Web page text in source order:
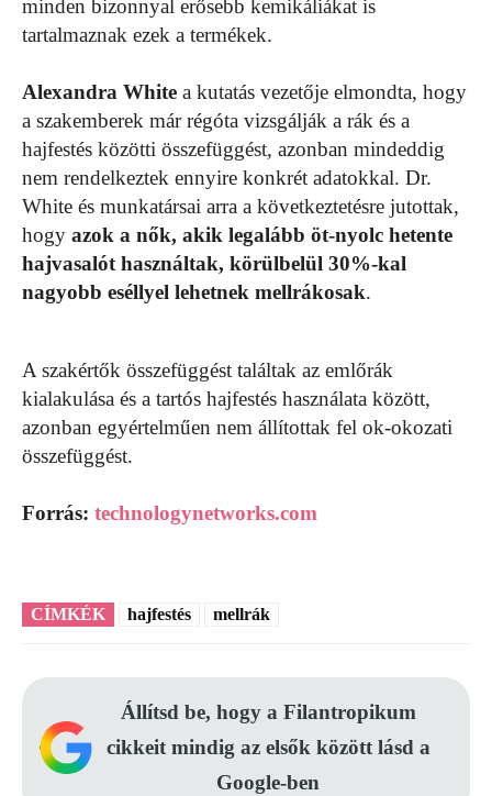
minden bizonnyal erősebb kemikáliákat is
tartalmaznak ezek a termékek.
Alexandra White a kutatás vezetője elmondta, hogy
a szakemberek már régóta vizsgálják a rák és a
hajfestés közötti összefüggést, azonban mindeddig
nem rendelkeztek ennyire konkrét adatokkal. Dr.
White és munkatársai arra a következtetésre jutottak,
hogy azok a nők, akik legalább öt-nyolc hetente
hajvasalót használtak, körülbelül 30%-kal
nagyobb eséllyel lehetnek mellrákosak.
A szakértők összefüggést találtak az emlőrák
kialakulása és a tartós hajfestés használata között,
azonban egyértelműen nem állítottak fel ok-okozati
összefüggést.
Forrás: technologynetworks.com
CÍMKÉK hajfestés mellrák
Állítsd be, hogy a Filantropikum
cikkeit mindig az elsők között lásd a
Google-ben